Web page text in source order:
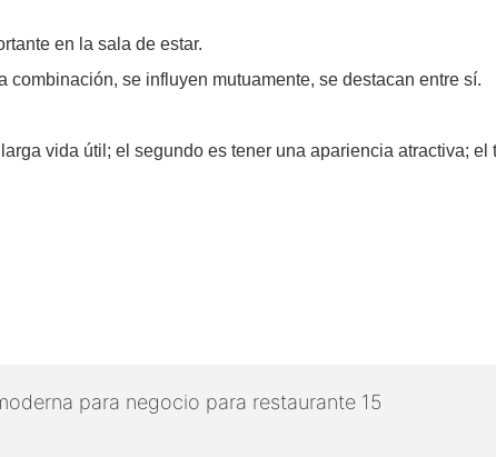
en la sala de estar.
combinación, se influyen mutuamente, se destacan entre sí.
vida útil; el segundo es tener una apariencia atractiva;